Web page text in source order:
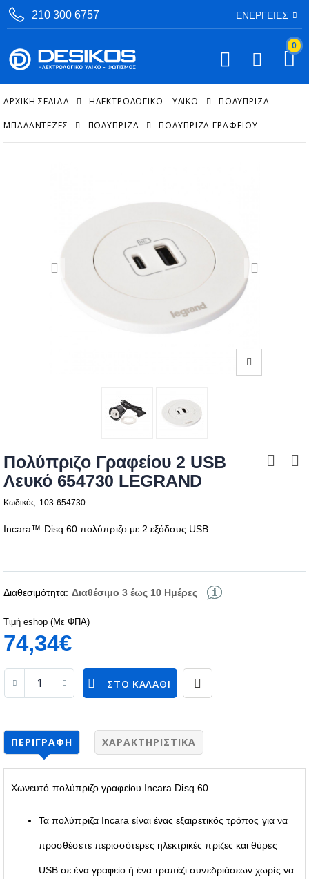
210 300 6757 ΕΝΈΡΓΕΙΕΣ
0
ΑΡΧΙΚΉ ΣΕΛΊΔΑ ΗΛΕΚΤΡΟΛΟΓΙΚΟ - ΥΛΙΚΟ ΠΟΛΎΠΡΙΖΑ -
ΜΠΑΛΑΝΤΈΖΕΣ ΠΟΛΎΠΡΙΖΑ ΠΟΛΎΠΡΙΖΑ ΓΡΑΦΕΊΟΥ
Πολύπριζο Γραφείου 2 USB
Λευκό 654730 LEGRAND
Κωδικός: 103-654730
Incara™ Disq 60 πολύπριζο με 2 εξόδους USB
Διαθεσιμότητα: Διαθέσιμο 3 έως 10 Ημέρες
Τιμή eshop (Με ΦΠΑ)
74,34€
ΣΤΟ ΚΑΛΆΘΙ
ΠΕΡΙΓΡΑΦΉ ΧΑΡΑΚΤΗΡΙΣΤΙΚΆ
Χωνευτό πολύπριζο γραφείου Incara Disq 60
Τα πολύπριζα Incara είναι ένας εξαιρετικός τρόπος για να
προσθέσετε περισσότερες ηλεκτρικές πρίζες και θύρες
USB σε ένα γραφείο ή ένα τραπέζι συνεδριάσεων χωρίς να